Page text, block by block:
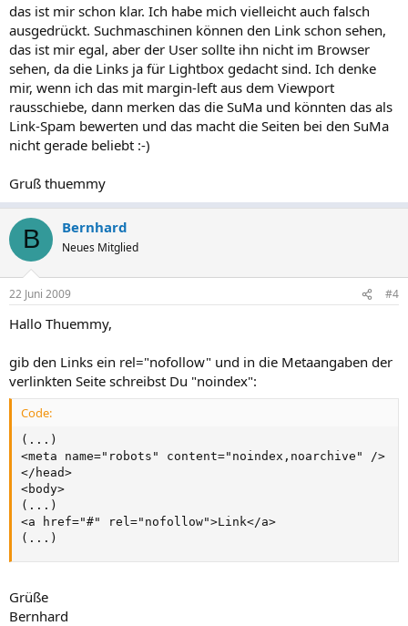
das ist mir schon klar. Ich habe mich vielleicht auch falsch
ausgedrückt. Suchmaschinen können den Link schon sehen,
das ist mir egal, aber der User sollte ihn nicht im Browser
sehen, da die Links ja für Lightbox gedacht sind. Ich denke
mir, wenn ich das mit margin-left aus dem Viewport
rausschiebe, dann merken das die SuMa und könnten das als
Link-Spam bewerten und das macht die Seiten bei den SuMa
nicht gerade beliebt :-)
Gruß thuemmy
B Bernhard
Neues Mitglied
22 Juni 2009 #4
Hallo Thuemmy,
gib den Links ein rel="nofollow" und in die Metaangaben der
verlinkten Seite schreibst Du "noindex":
Code:
(...)
<meta name="robots" content="noindex,noarchive" />
</head>
<body>
(...)
<a href="#" rel="nofollow">Link</a>
(...)
Grüße
Bernhard